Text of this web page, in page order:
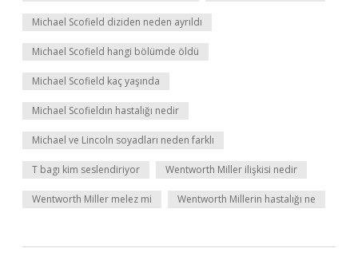
Michael Scofield diziden neden ayrıldı
Michael Scofield hangi bölümde öldü
Michael Scofield kaç yaşında
Michael Scofieldın hastalığı nedir
Michael ve Lincoln soyadları neden farklı
T bagı kim seslendiriyor Wentworth Miller ilişkisi nedir
Wentworth Miller melez mi Wentworth Millerin hastalığı ne